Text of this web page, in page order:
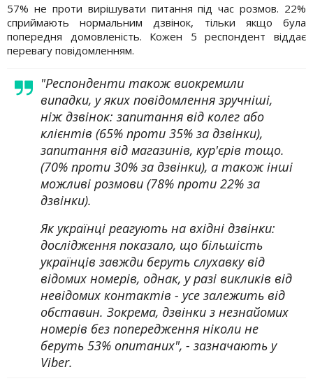
57% не проти вирішувати питання під час розмов. 22%
сприймають нормальним дзвінок, тільки якщо була
попередня домовленість. Кожен 5 респондент віддає
перевагу повідомленням.
"Респонденти також виокремили
випадки, у яких повідомлення зручніші,
ніж дзвінок: запитання від колег або
клієнтів (65% проти 35% за дзвінки),
запитання від магазинів, кур'єрів тощо.
(70% проти 30% за дзвінки), а також інші
можливі розмови (78% проти 22% за
дзвінки).
Як українці реагують на вхідні дзвінки:
дослідження показало, що більшість
українців завжди беруть слухавку від
відомих номерів, однак, у разі викликів від
невідомих контактів - усе залежить від
обставин. Зокрема, дзвінки з незнайомих
номерів без попередження ніколи не
беруть 53% опитаних", - зазначають у
Viber.